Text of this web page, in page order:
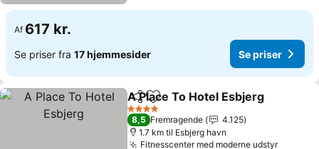
Af 617 kr.
Se priser fra 17 hjemmesider Se priser
Del Føj til favoritter
A Place To Hotel Esbjerg
4 Stjerner
8,5 Fremragende
4.125
1.7 km til Esbjerg havn
Fitnesscenter med moderne udstyr